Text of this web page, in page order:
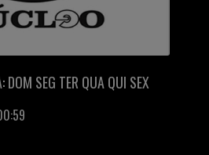
DOM SEG TER QUA QUI SEX